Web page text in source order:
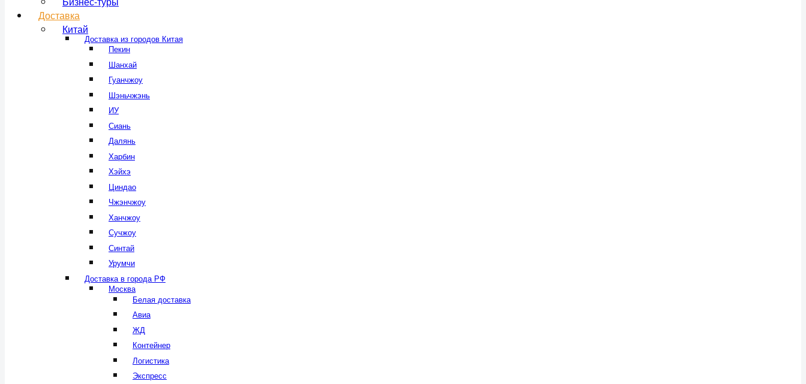
Доставка
Китай
Доставка из городов Китая
Пекин
Шанхай
Гуанчжоу
Шэньчжэнь
ИУ
Сиань
Далянь
Харбин
Хэйхэ
Циндао
Чжэнчжоу
Ханчжоу
Сучжоу
Синтай
Урумчи
Доставка в города РФ
Москва
Белая доставка
Авиа
ЖД
Контейнер
Логистика
Экспресс